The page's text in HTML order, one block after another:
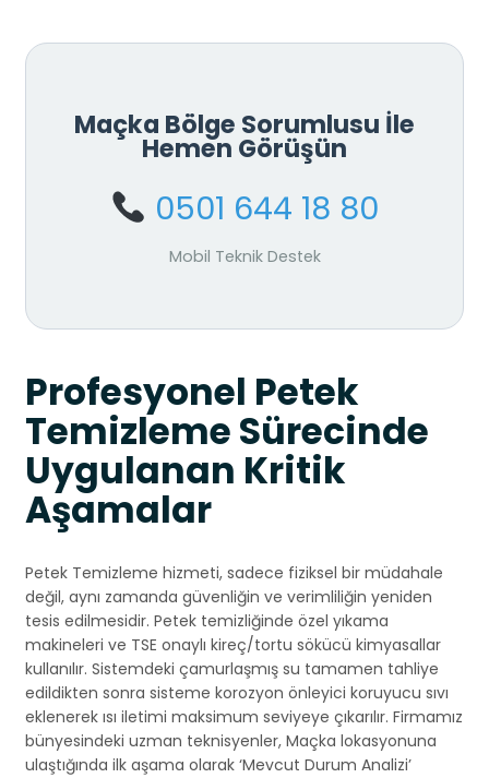
Maçka Bölge Sorumlusu İle
Hemen Görüşün
0501 644 18 80
Mobil Teknik Destek
Profesyonel Petek
Temizleme Sürecinde
Uygulanan Kritik
Aşamalar
Petek Temizleme hizmeti, sadece fiziksel bir müdahale
değil, aynı zamanda güvenliğin ve verimliliğin yeniden
tesis edilmesidir. Petek temizliğinde özel yıkama
makineleri ve TSE onaylı kireç/tortu sökücü kimyasallar
kullanılır. Sistemdeki çamurlaşmış su tamamen tahliye
edildikten sonra sisteme korozyon önleyici koruyucu sıvı
eklenerek ısı iletimi maksimum seviyeye çıkarılır. Firmamız
bünyesindeki uzman teknisyenler, Maçka lokasyonuna
ulaştığında ilk aşama olarak ‘Mevcut Durum Analizi’